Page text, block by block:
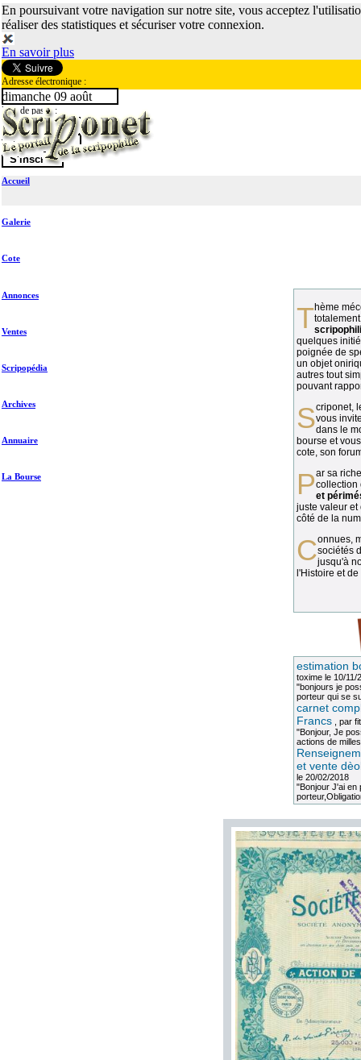
En poursuivant votre navigation sur notre site, vous acceptez
réaliser des statistiques et sécuriser votre connexion.
En savoir plus
Adresse électronique :
Mot de passe :
dimanche 09 août
Accueil
Galerie
Cote
Annonces
Ventes
Scripopédia
Archives
Annuaire
La Bourse
Thème méconnu des collectionneurs et
quelques
poignée de
un objet
autres tout
pouvant
vous
dans le
bourse et
cote, son
Par sa richesse et sa diversité, lacollection
et
juste valeur et
côté de la
Connues, méconnues, ou inconnues, lessociétés
jusqu'à
l'Histoire et
estimation
toximele 10/11/
"bonjours je
porteur qui se
carnet
Francs, par
"Bonjour, Je
actions de
et vente
le 20/02/2018
"Bonjour J'ai en